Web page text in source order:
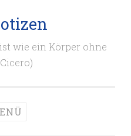
wie ein Körper ohne